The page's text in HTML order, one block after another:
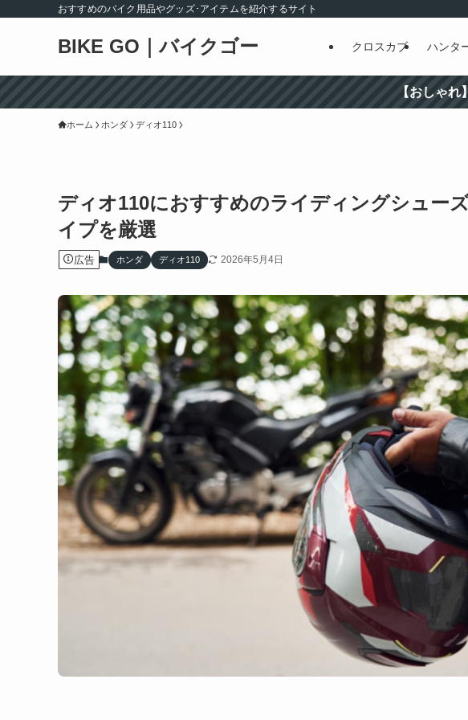
おすすめのバイク用品やグッズ･アイテムを紹介するサイト
BIKE GO｜バイクゴー クロスカブ ハンタ
【おしゃ
ホーム ホンダ ディオ110
ディオ110におすすめのライディングシュー
イプを厳選
広告 ホンダ ディオ110 2026年5月4日